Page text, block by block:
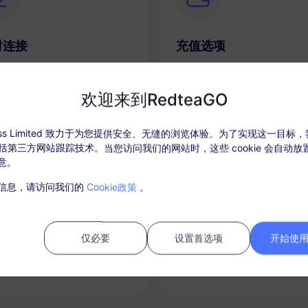
接 充值选项
短信服务
个电话号码在国外旅行时？
热点共享
与朋友和家人共享您的数据连
欢迎来到RedteaGO
Limited 致力于为您提供安全、无缝的浏览体验。为了实现这一目标，
第三方网站跟踪技术。当您访问我们的网站时，这些 cookie 会自动放
息，请访问我们的 Cookie政策 。
仅必要 设置首选项 开始使